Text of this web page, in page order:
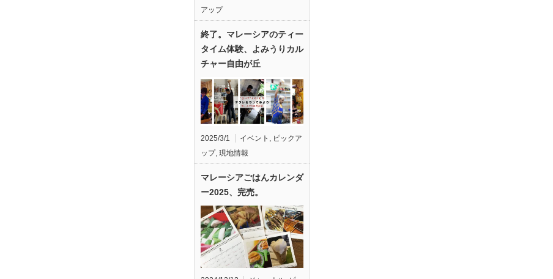
アップ
終了。マレーシアのティー
タイム体験、よみうりカル
チャー自由が丘
2025/3/1 イベント , ピックア
ップ, 現地情報
マレーシアごはんカレンダ
ー2025、完売。